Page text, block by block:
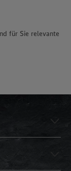
für Sie relevante